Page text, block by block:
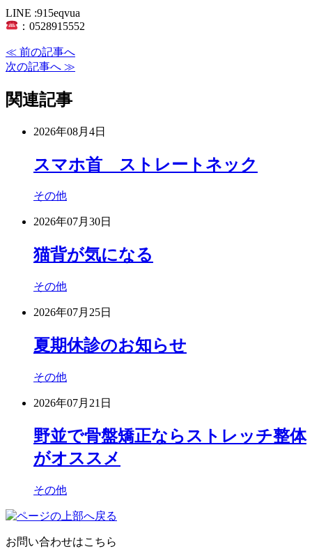
LINE :915eqvua
：0528915552
≪ 前の記事へ
次の記事へ ≫
関連記事
2026年08月4日
スマホ首 ストレートネック
その他
2026年07月30日
猫背が気になる
その他
2026年07月25日
夏期休診のお知らせ
その他
2026年07月21日
野並で骨盤矯正ならストレッチ整体
がオススメ
その他
お問い合わせはこちら